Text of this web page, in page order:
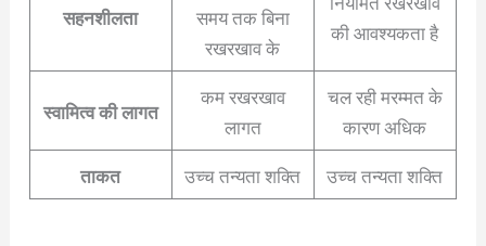
सहनशीलता
समय तक बिना
रखरखाव के
की आवश्यकता है
स्वामित्व की लागत
कम रखरखाव
लागत
चल रही मरम्मत के
कारण अधिक
ताकत
उच्च तन्यता शक्ति उच्च तन्यता शक्ति